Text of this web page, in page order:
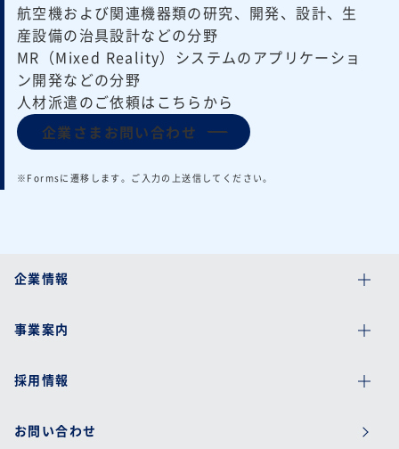
航空機および関連機器類の研究、開発、設計、生
産設備の治具設計などの分野
MR（Mixed Reality）システムのアプリケーショ
ン開発などの分野
人材派遣のご依頼はこちらから
企業さまお問い合わせ
※Formsに遷移します。ご入力の上送信してください。
企業情報
事業案内
採用情報
お問い合わせ